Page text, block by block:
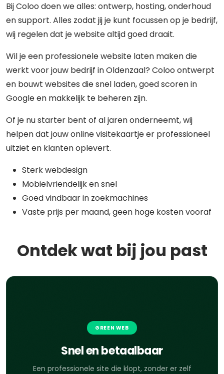
Bij Coloo doen we alles: ontwerp, hosting, onderhoud
en support. Alles zodat jij je kunt focussen op je bedrijf,
wij regelen dat je website altijd goed draait.
Wil je een professionele website laten maken die
werkt voor jouw bedrijf in Oldenzaal? Coloo ontwerpt
en bouwt websites die snel laden, goed scoren in
Google en makkelijk te beheren zijn.
Of je nu starter bent of al jaren onderneemt, wij
helpen dat jouw online visitekaartje er professioneel
uitziet en klanten oplevert.
Sterk webdesign
Mobielvriendelijk en snel
Goed vindbaar in zoekmachines
Vaste prijs per maand, geen hoge kosten vooraf
Ontdek wat bij jou past
GREEN WEB
Snel en betaalbaar
Een professionele site die klopt, zonder er zelf